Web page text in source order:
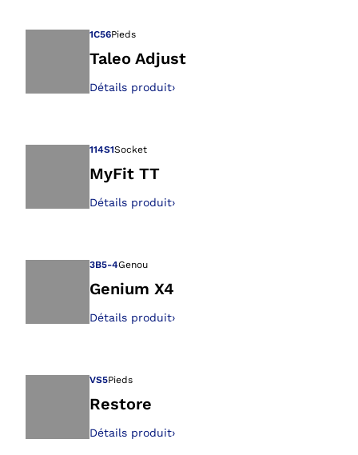
1C56Pieds
Taleo Adjust
Détails produit›
114S1Socket
MyFit TT
Détails produit›
3B5-4Genou
Genium X4
Détails produit›
VS5Pieds
Restore
Détails produit›